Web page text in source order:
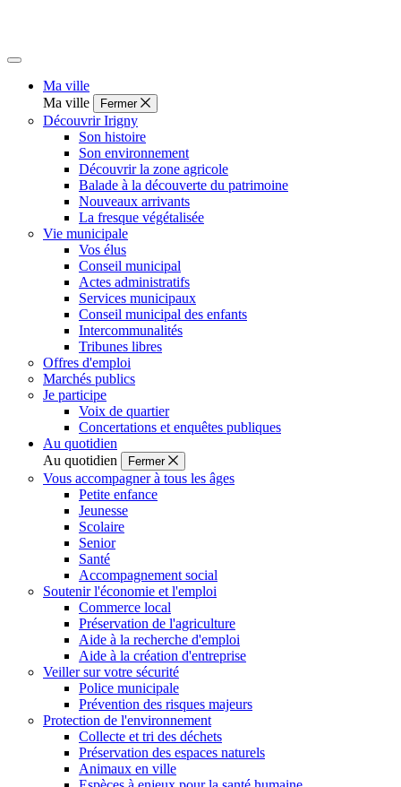
Ma ville
Ma ville
Fermer
Découvrir Irigny
Son histoire
Son environnement
Découvrir la zone agricole
Balade à la découverte du patrimoine
Nouveaux arrivants
La fresque végétalisée
Vie municipale
Vos élus
Conseil municipal
Actes administratifs
Services municipaux
Conseil municipal des enfants
Intercommunalités
Tribunes libres
Offres d'emploi
Marchés publics
Je participe
Voix de quartier
Concertations et enquêtes publiques
Au quotidien
Au quotidien
Fermer
Vous accompagner à tous les âges
Petite enfance
Jeunesse
Scolaire
Senior
Santé
Accompagnement social
Soutenir l'économie et l'emploi
Commerce local
Préservation de l'agriculture
Aide à la recherche d'emploi
Aide à la création d'entreprise
Veiller sur votre sécurité
Police municipale
Prévention des risques majeurs
Protection de l'environnement
Collecte et tri des déchets
Préservation des espaces naturels
Animaux en ville